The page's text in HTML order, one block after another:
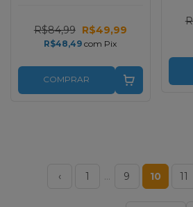
R$84,99 R$49,99
R$48,49com Pix
COMPRAR
‹ 1 … 9 10 11